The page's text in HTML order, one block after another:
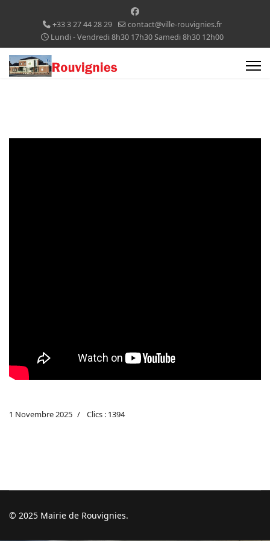
+33 3 27 44 28 29
contact@ville-rouvignies.fr
Lundi - Vendredi 8h30 17h30 Samedi 8h30 12h00
1 Novembre 2025 Clics : 1394
© 2025 Mairie de Rouvignies.